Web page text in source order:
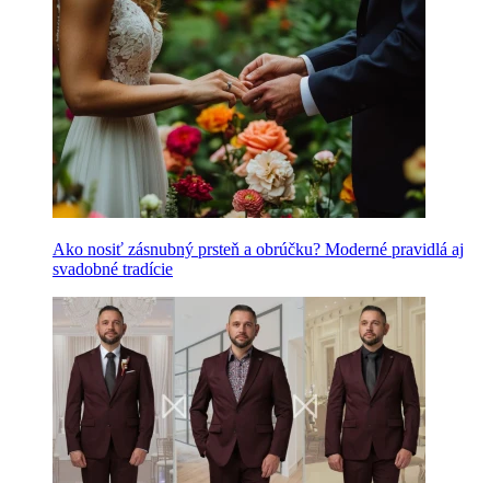
Ako nosiť zásnubný prsteň a obrúčku? Moderné pravidlá aj
svadobné tradície